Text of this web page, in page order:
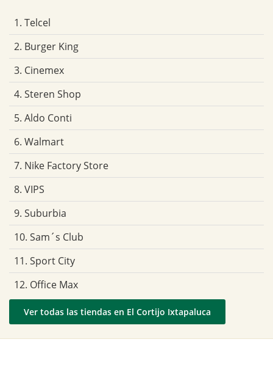
1. Telcel
2. Burger King
3. Cinemex
4. Steren Shop
5. Aldo Conti
6. Walmart
7. Nike Factory Store
8. VIPS
9. Suburbia
10. Sam´s Club
11. Sport City
12. Office Max
Ver todas las tiendas en El Cortijo Ixtapaluca